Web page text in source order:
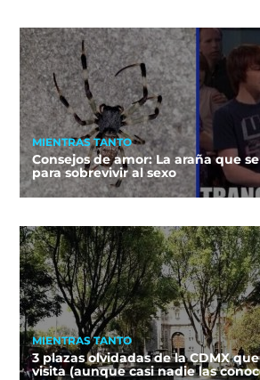
MIENTRAS TANTO
Consejos de amor: La araña que
para sobrevivir al sexo
MIENTRAS TANTO
3 plazas olvidadas de la CDMX
visita (aunque casi nadie las